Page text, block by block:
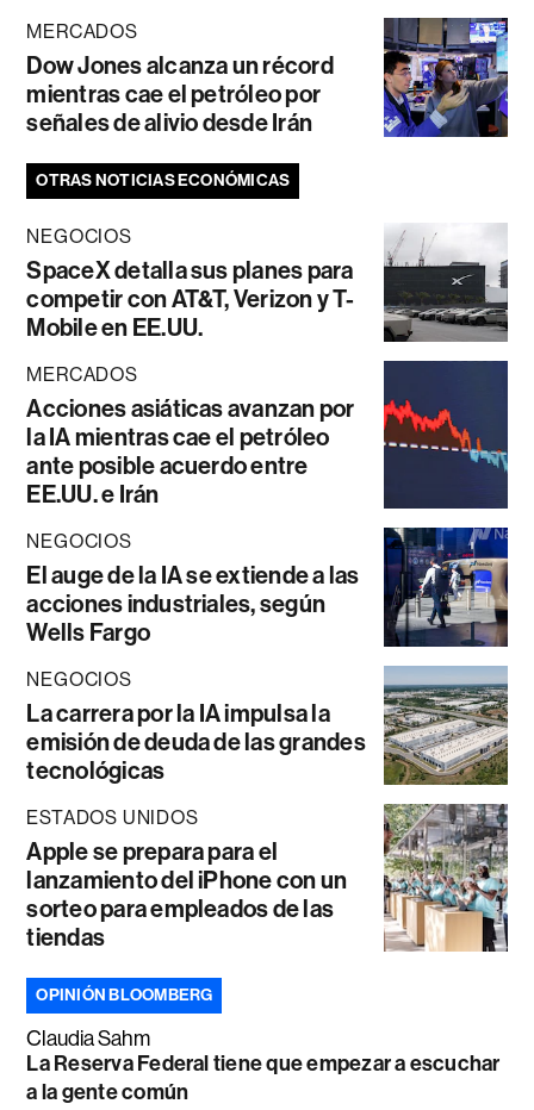
MERCADOS
Dow Jones alcanza un récord
mientras cae el petróleo por
señales de alivio desde Irán
OTRAS NOTICIAS ECONÓMICAS
NEGOCIOS
SpaceX detalla sus planes para
competir con AT&T, Verizon y T-
Mobile en EE.UU.
MERCADOS
Acciones asiáticas avanzan por
la IA mientras cae el petróleo
ante posible acuerdo entre
EE.UU. e Irán
NEGOCIOS
El auge de la IA se extiende a las
acciones industriales, según
Wells Fargo
NEGOCIOS
La carrera por la IA impulsa la
emisión de deuda de las grandes
tecnológicas
ESTADOS UNIDOS
Apple se prepara para el
lanzamiento del iPhone con un
sorteo para empleados de las
tiendas
OPINIÓN BLOOMBERG
Claudia Sahm
La Reserva Federal tiene que empezar a escuchar
a la gente común